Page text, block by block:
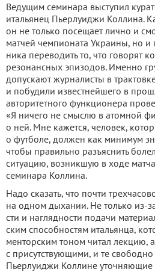
Ведущим семинара выступил
итальянец Пьерлуид­жи Коллина.
он не только посещает лично и
матчей чемпионата Украи­ны, но
ника переводить то, что говорят
резонансных эпизодов. Именно
допу­скают журналисты в
и по­будили известнейшего в
автори­тетного функционера
«Я ничего не смыслю в атомной
о ней. Мне ка­жется, человек,
о футболе, дол­жен как минимум
чтобы правильно разъяснить
ситуацию, возник­шую в ходе
семинара Коллина.
Надо сказать, что почти
на одном дыхании. Не только
сти и наглядности подачи
ским способностям итальянца,
менторским тоном читал лекцию,
с присутствующими, и те свободно
Пьерлуиджи Коллине